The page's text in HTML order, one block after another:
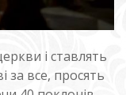
і ставлять
за все, просять